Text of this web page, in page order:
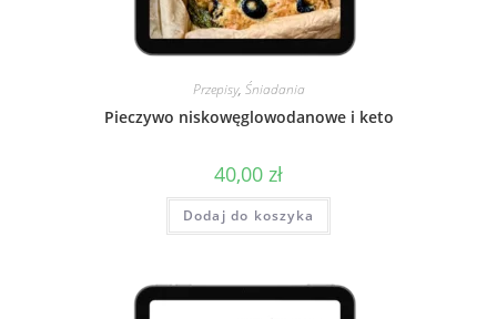
Przepisy, Śniadania
Pieczywo niskowęglowodanowe i keto
40,00 zł
Dodaj do koszyka